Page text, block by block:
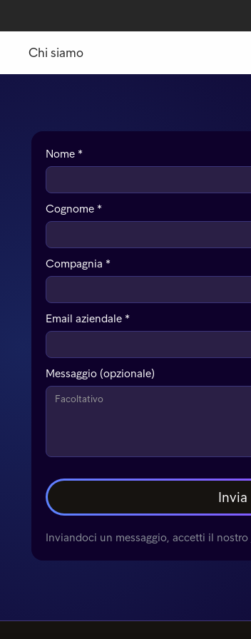
Chi siamo
Nome *
Cognome *
Compagnia *
Email aziendale *
Messaggio (opzionale)
Inviandoci un messaggio, accetti il nostro